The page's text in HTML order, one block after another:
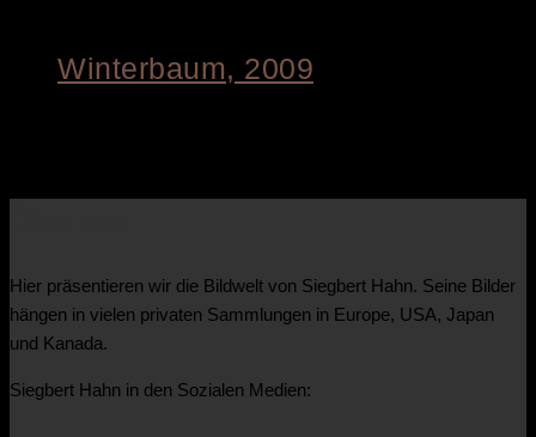
Winterbaum, 2009
Hier präsentieren wir die Bildwelt von Siegbert Hahn. Seine Bilder
hängen in vielen privaten Sammlungen in Europe, USA, Japan
und Kanada.
Siegbert Hahn in den Sozialen Medien: